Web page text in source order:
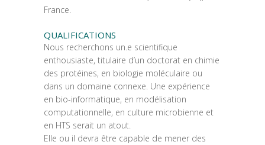
France.
QUALIFICATIONS
Nous recherchons un.e scientifique
enthousiaste, titulaire d’un doctorat en chimie
des protéines, en biologie moléculaire ou
dans un domaine connexe. Une expérience
en bio-informatique, en modélisation
computationnelle, en culture microbienne et
en HTS serait un atout.
Elle ou il devra être capable de mener des